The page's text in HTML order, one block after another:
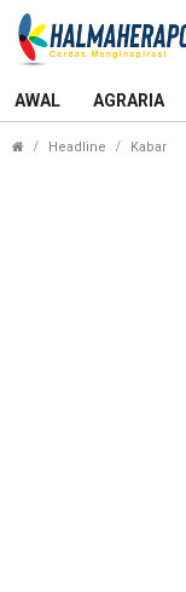
AWAL AGRARIA
Headline Kabar